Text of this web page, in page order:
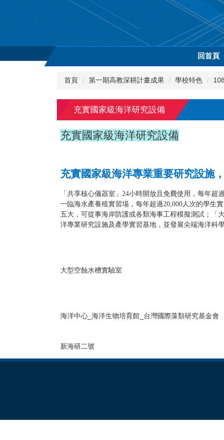
內
回首頁
首頁 第一期高教深耕計畫成果 學校特色
充實國家級海洋研究設備
充實國家級海洋研究設備
充實國家級海洋專業重要研究設施
「共享核心儀器室」24小時開放且免費使用，每年
一臨海水產養殖實習場，每年超過20,000人次的學生
五大，可從事海岸防護或各類海事工程模擬測試；「
洋專業研究設施及產學實習基地，並發展尖端海洋科
大型空蝕水槽實驗室
海洋中心_海洋生物培育館_台灣國際藻類研究基金會
新海研二號